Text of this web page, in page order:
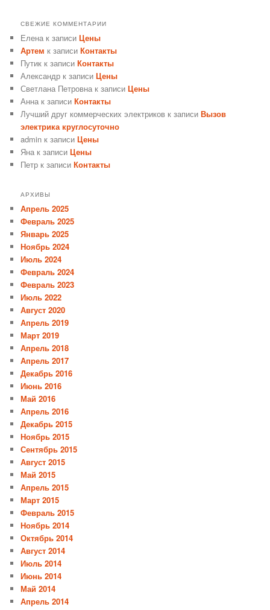
СВЕЖИЕ КОММЕНТАРИИ
Елена к записиЦены
Артем к записиКонтакты
Путик к записиКонтакты
Александр к записиЦены
Светлана Петровна к записиЦены
Анна к записиКонтакты
Лучший друг коммерческих электриков к записиВызов
электрика круглосуточно
admin к записиЦены
Яна к записиЦены
Петр к записиКонтакты
АРХИВЫ
Апрель 2025
Февраль 2025
Январь 2025
Ноябрь 2024
Июль 2024
Февраль 2024
Февраль 2023
Июль 2022
Август 2020
Апрель 2019
Март 2019
Апрель 2018
Апрель 2017
Декабрь 2016
Июнь 2016
Май 2016
Апрель 2016
Декабрь 2015
Ноябрь 2015
Сентябрь 2015
Август 2015
Май 2015
Апрель 2015
Март 2015
Февраль 2015
Ноябрь 2014
Октябрь 2014
Август 2014
Июль 2014
Июнь 2014
Май 2014
Апрель 2014